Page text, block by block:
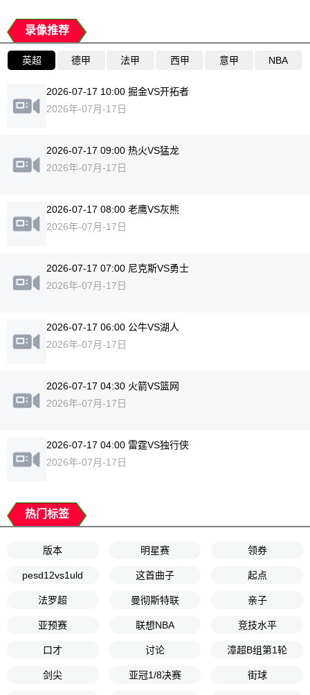
录像推荐
英超 德甲 法甲 西甲 意甲 NBA
2026-07-17 10:00 掘金VS开拓者
2026年-07月-17日
2026-07-17 09:00 热火VS猛龙
2026年-07月-17日
2026-07-17 08:00 老鹰VS灰熊
2026年-07月-17日
2026-07-17 07:00 尼克斯VS勇士
2026年-07月-17日
2026-07-17 06:00 公牛VS湖人
2026年-07月-17日
2026-07-17 04:30 火箭VS篮网
2026年-07月-17日
2026-07-17 04:00 雷霆VS独行侠
2026年-07月-17日
热门标签
版本 明星赛 领券
pesd12vs1uld 这首曲子 起点
法罗超 曼彻斯特联 亲子
亚预赛 联想NBA 竞技水平
口才 讨论 漳超B组第1轮
剑尖 亚冠1/8决赛 街球